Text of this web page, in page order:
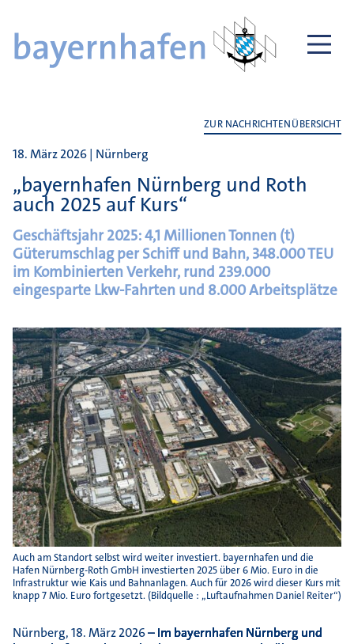
ZUR NACHRICHTENÜBERSICHT
18. März 2026 | Nürnberg
„bayernhafen Nürnberg und Roth
auch 2025 auf Kurs“
Geschäftsjahr 2025: 4,1 Millionen Tonnen (t)
Güterumschlag per Schiff und Bahn, 348.000 TEU
im Kombinierten Verkehr, rund 239.000
eingesparte Lkw-Fahrten und 8.000 Arbeitsplätze
Auch am Standort selbst wird weiter investiert. bayernhafen und die
Hafen Nürnberg-Roth GmbH investierten 2025 über 6 Mio. Euro in die
Infrastruktur wie Kais und Bahnanlagen. Auch für 2026 wird dieser Kurs mit
knapp 7 Mio. Euro fortgesetzt. (Bildquelle : „Luftaufnahmen Daniel Reiter“)
Nürnberg, 18. März 2026– Im bayernhafen Nürnberg und